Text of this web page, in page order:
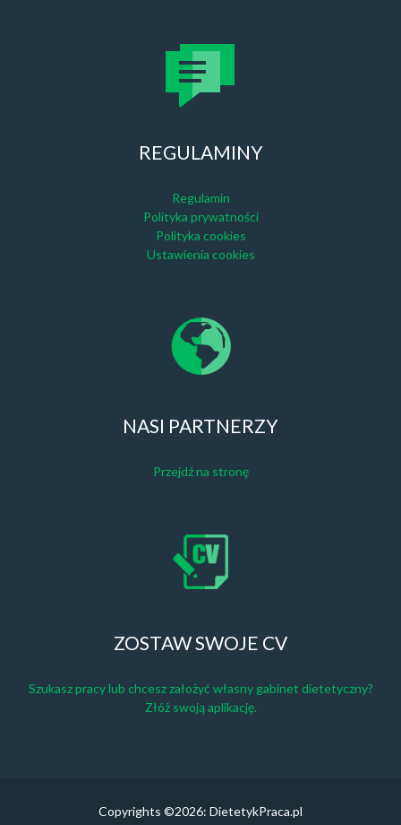
REGULAMINY
Regulamin
Polityka prywatności
Polityka cookies
Ustawienia cookies
NASI PARTNERZY
Przejdź na stronę
ZOSTAW SWOJE CV
Szukasz pracy lub chcesz założyć własny gabinet dietetyczny?
Złóż swoją aplikację.
Copyrights ©2026: DietetykPraca.pl